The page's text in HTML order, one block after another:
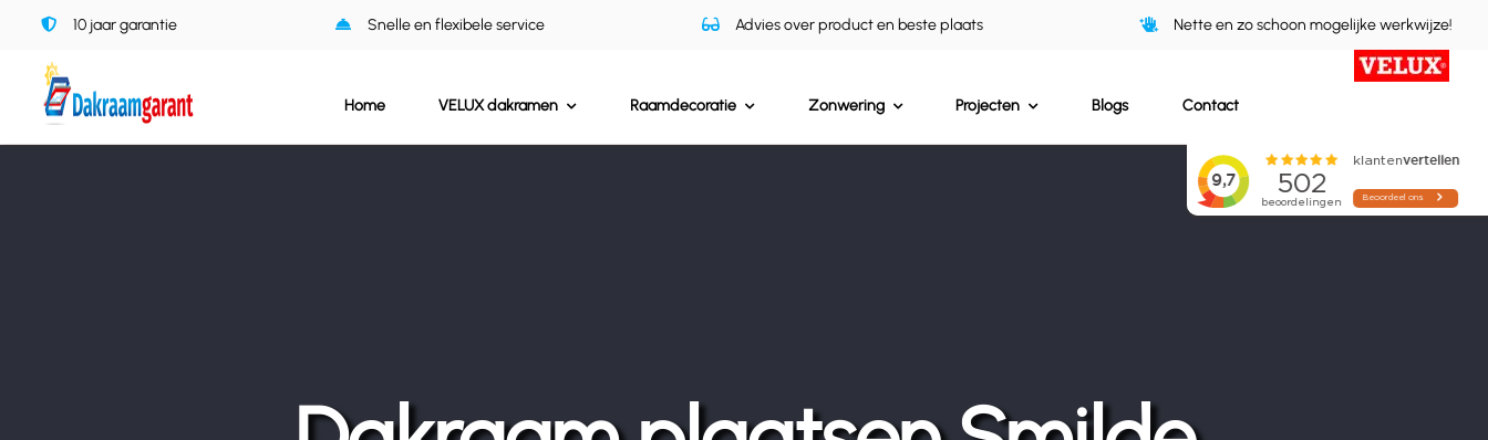
inhoud
10 jaar garantie Snelle en flexibele service Advies over product en beste plaats Nette en zo schoon mogelijke werkwijze!
Home VELUX dakramen Raamdecoratie Zonwering Projecten Blogs Contact